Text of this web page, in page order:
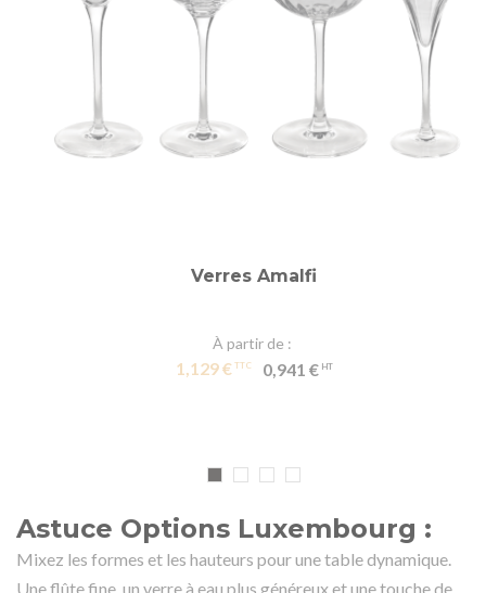
Verres Amalfi
À partir de
1,129 € 0,941 €
Astuce Options Luxembourg :
Mixez les formes et les hauteurs pour une table dynamique.
Une flûte fine, un verre à eau plus généreux et une touche de